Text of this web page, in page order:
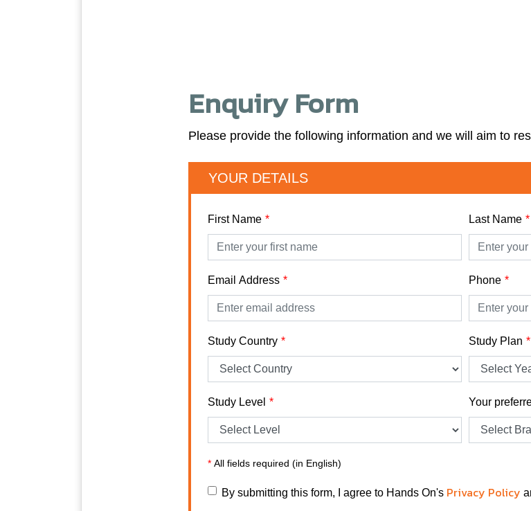
Enquiry Form
Please provide the following information and we will aim to
YOUR DETAILS
First Name Last Name
Email Address Phone
Study Country Study Plan
Study Level Your
* All fields required (in English)
By submitting this form, I agree to Hands On's Privacy Policy